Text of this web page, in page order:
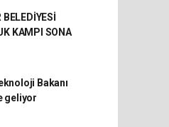
BELEDİYESİ
KAMPI SONA
Bakanı
geliyor